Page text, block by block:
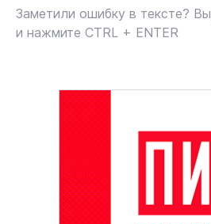
Заметили ошибку в тексте?
и нажмите CTRL + ENTER